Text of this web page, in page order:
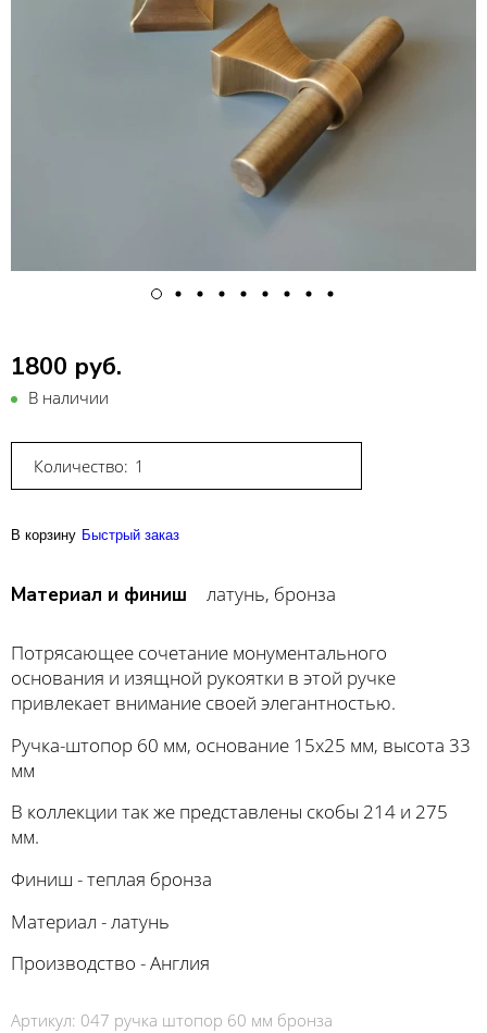
1800 руб.
В наличии
Количество:
В корзину Быстрый заказ
Материал и финиш латунь, бронза
Потрясающее сочетание монументального
основания и изящной рукоятки в этой ручке
привлекает внимание своей элегантностью.
Ручка-штопор 60 мм, основание 15х25 мм, высота 33
мм
В коллекции так же представлены скобы 214 и 275
мм.
Финиш - теплая бронза
Материал - латунь
Производство - Англия
Артикул: 047 ручка штопор 60 мм бронза